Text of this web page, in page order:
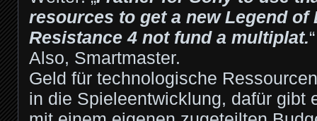
resources to get a new Legend of
Resistance 4 not fund a multiplat.“
Also, Smartmaster.
Geld für technologische
in die Spieleentwicklung, dafür gibt